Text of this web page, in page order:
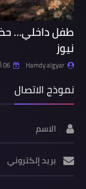
طفل داخلي…
نيوز
Hamdy algyar 06 أغسطس 2026
نموذج الاتصال
الاسم
بريد إلكتروني